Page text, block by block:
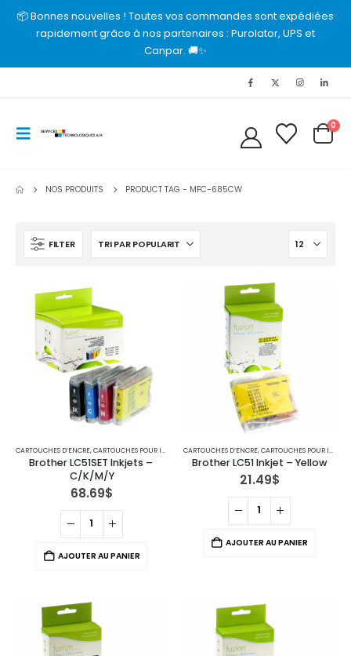
📦 Bonnes nouvelles ! Toutes vos commandes sont expédiées
rapidement grâce à nos partenaires : Purolator, UPS et
Canpar. 🚚✨
0
NOS PRODUITS PRODUCT TAG - MFC-685CW
FILTER
CARTOUCHES D’ENCRE,CARTOUCHES POUR IMPRIMANTES BROTHER ,IMPRIMANTE JET D'ENCRE
Brother LC51SET Inkjets –
C/K/M/Y
68.69$
AJOUTER AU PANIER
CARTOUCHES D’ENCRE,CARTOUCHES POUR IMPRIMANTES BROTHER
Brother LC51 Inkjet – Yellow
21.49$
AJOUTER AU PANIER